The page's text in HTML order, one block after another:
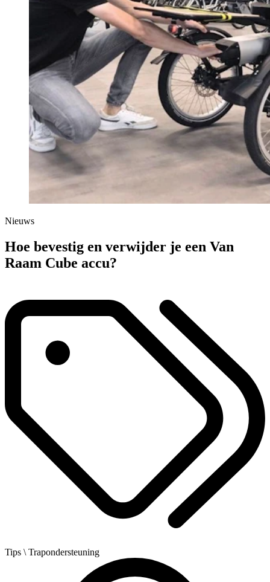
Nieuws
Hoe bevestig en verwijder je een Van
Raam Cube accu?
Tips \ Trapondersteuning